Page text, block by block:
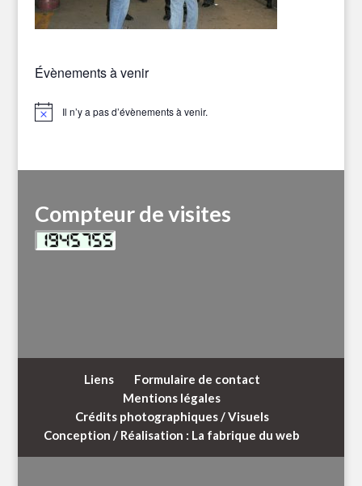
Évènements à venir
Notice Il n’y a pas d’évènements à venir.
Compteur de visites
Liens
Formulaire de contact
Mentions légales
Crédits photographiques / Visuels
Conception / Réalisation : La fabrique du web